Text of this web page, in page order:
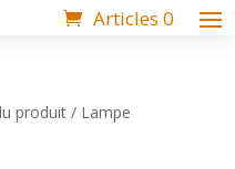
Articles 0
produit / Lampe